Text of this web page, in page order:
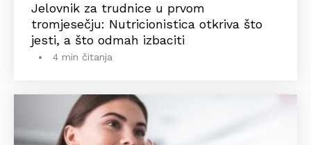
Jelovnik za trudnice u prvom
tromjesečju: Nutricionistica otkriva što
jesti, a što odmah izbaciti
4 min čitanja